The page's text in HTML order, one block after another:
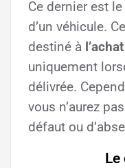
Ce dernier est
d’un véhicule.
destiné à
uniquement
délivrée.
vous n’aurez
défaut ou
Le